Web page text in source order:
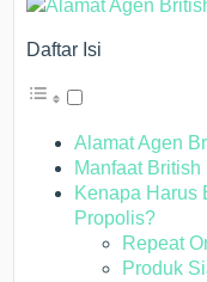
Daftar Isi
Alamat Agen
Manfaat
Kenapa Harus
Propolis?
Repeat
Produk